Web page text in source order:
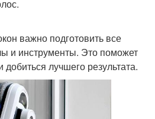
важно подготовить все
и инструменты. Это поможет
лучшего результата.